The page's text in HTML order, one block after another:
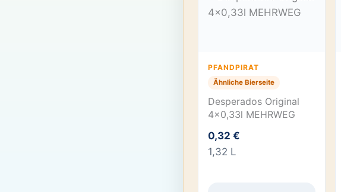
PFANDPIRAT
Ähnliche Bierseite
Desperados Original
4×0,33l MEHRWEG
0,32 €
1,32 L